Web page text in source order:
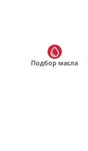
Подбор масла